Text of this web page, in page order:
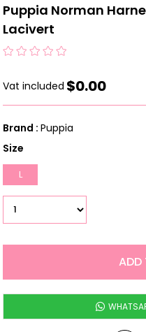
Puppia Norman
Lacivert
Vat included $0.00
Brand : Puppia
Size
L